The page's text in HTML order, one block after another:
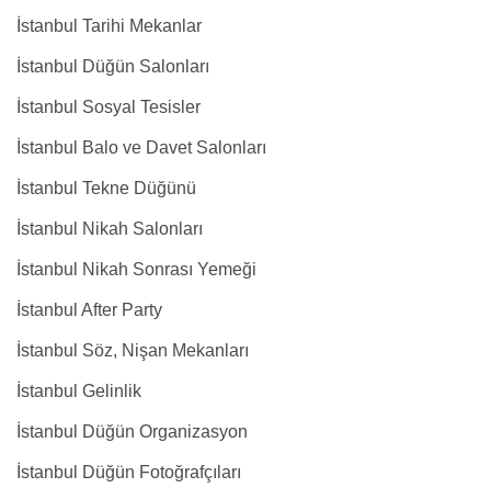
İstanbul Tarihi Mekanlar
İstanbul Düğün Salonları
İstanbul Sosyal Tesisler
İstanbul Balo ve Davet Salonları
İstanbul Tekne Düğünü
İstanbul Nikah Salonları
İstanbul Nikah Sonrası Yemeği
İstanbul After Party
İstanbul Söz, Nişan Mekanları
İstanbul Gelinlik
İstanbul Düğün Organizasyon
İstanbul Düğün Fotoğrafçıları